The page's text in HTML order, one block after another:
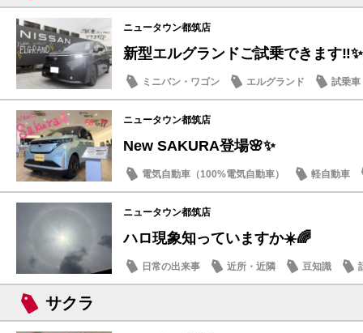
ニュータウン都筑店
新型エルグランドご試乗できます‼️✨
ミニバン・ワゴン エルグランド
試乗車
話題の情報
ニュータウン都筑店
New SAKURA登場🌸✨
電気自動車（100%電気自動車）
軽自動車
話題の情報
ニュータウン都筑店
ハロ現象知っていますか☀️🌈
日常の出来事 近所・近隣 豆知識
サクラ